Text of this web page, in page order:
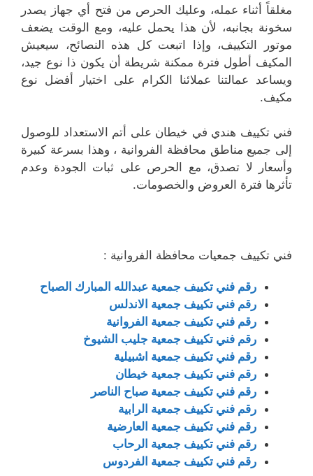
مغلقاً أثناء عمله، وعليك الحرص من فتح أي جهاز يصدر
سخونة بجانبه، لأن هذا يحمل عليه، ومع الوقت يضعف
موتور التكييف، وإذا اتبعت كل هذه النصائح، سيعيش
المكيف أطول فترة ممكنة شريطة أن يكون ذا نوع جيد،
ويساعد عمالتنا عملائنا الكرام على اختيار أفضل نوع
مكيف.
فني تكييف هندي في خيطان على أتم الاستعداد للوصول
إلى جميع مناطق محافظة الفروانية ، وهذا بسرعة كبيرة
وأسعار لا تصدق، مع الحرص على ثبات الجودة وعدم
تأثرها فترة العروض والخصومات.
فني تكييف جمعيات محافظة الفروانية :
رقم فني تكييف جمعية عبدالله المبارك الصباح
رقم فني تكييف جمعية الاندلس
رقم فني تكييف جمعية الفروانية
رقم فني تكييف جمعية جليب الشيوخ
رقم فني تكييف جمعية اشبيلية
رقم فني تكييف جمعية خيطان
رقم فني تكييف جمعية صباح الناصر
رقم فني تكييف جمعية الرابية
رقم فني تكييف جمعية العارضية
رقم فني تكييف جمعية الرحاب
رقم فني تكييف جمعية الفردوس